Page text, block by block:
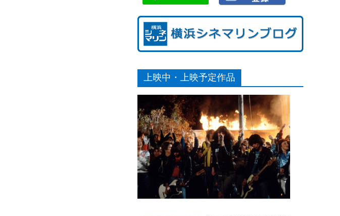
上映中・上映予定作品